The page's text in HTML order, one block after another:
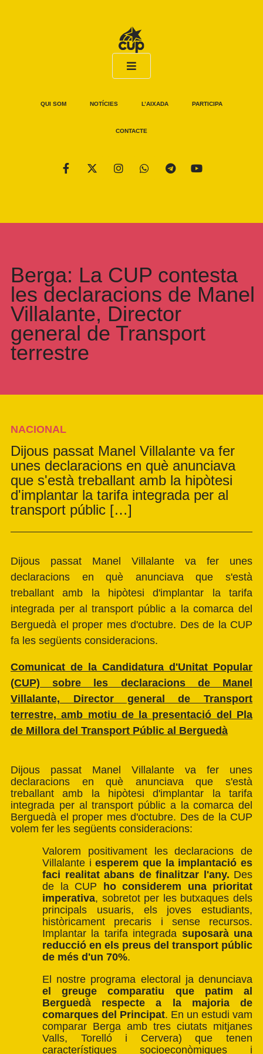
QUI SOM NOTÍCIES L’AIXADA PARTICIPA
CONTACTE
Berga: La CUP contesta
les declaracions de Manel
Villalante, Director
general de Transport
terrestre
NACIONAL
Dijous passat Manel Villalante va fer
unes declaracions en què anunciava
que s'està treballant amb la hipòtesi
d'implantar la tarifa integrada per al
transport públic […]
Dijous passat Manel Villalante va fer unes
declaracions en què anunciava que s'està
treballant amb la hipòtesi d'implantar la tarifa
integrada per al transport públic a la comarca del
Berguedà el proper mes d'octubre. Des de la CUP
fa les següents consideracions.
Comunicat de la Candidatura d'Unitat Popular
(CUP) sobre les declaracions de Manel
Villalante, Director general de Transport
terrestre, amb motiu de la presentació del Pla
de Millora del Transport Públic al Berguedà
Dijous passat Manel Villalante va fer unes
declaracions en què anunciava que s'està
treballant amb la hipòtesi d'implantar la tarifa
integrada per al transport públic a la comarca del
Berguedà el proper mes d'octubre. Des de la CUP
volem fer les següents consideracions:
Valorem positivament les declaracions de
Villalante iesperem que la implantació es
faci realitat abans de finalitzar l'any. Des
de la CUP
ho considerem una prioritat
imperativa, sobretot per les butxaques dels
principals usuaris, els joves estudiants,
històricament precaris i sense recursos.
Implantar la tarifa integrada suposarà una
reducció en els preus del transport públic
de més d'un 70%.
El nostre programa electoral ja denunciava
el greuge comparatiu que patim al
Berguedà respecte a la majoria de
comarques del Principat. En un estudi vam
comparar Berga amb tres ciutats mitjanes
Valls, Torelló i Cervera) que tenen
característiques socioeconòmiques i